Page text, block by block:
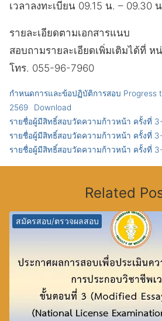
เวลาลงทะเบียน 09.15 น. – 09.30
รายละเอียดตามเอกสารแนบ
สอบถามรายละเอียดเพิ่มเติมได้ที่ ห
โทร. 055-96-7960
กำหนดการและข้อปฏิบัติการสอบ Progress
2569
Download
รายชื่อผู้มีสิทธิ์สอบวัดความก้าวหน้า ครั้งที่
รายชื่อผู้มีสิทธิ์สอบวัดความก้าวหน้า ครั้งที่
รายชื่อผู้มีสิทธิ์สอบวัดความก้าวหน้า ครั้งที่
Related
สมัครสอบ/ตรวจผลสอบ